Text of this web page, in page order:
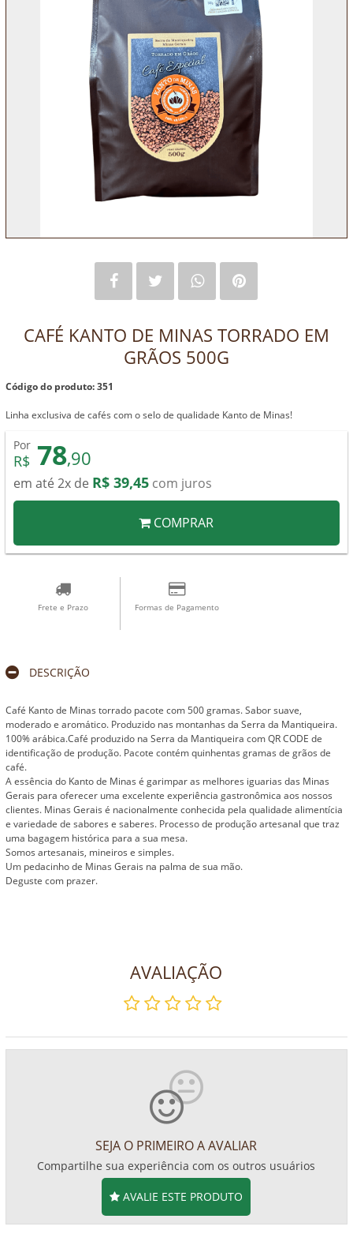
CAFÉ KANTO DE MINAS TORRADO EM
GRÃOS 500G
Código do produto: 351
Linha exclusiva de cafés com o selo de qualidade Kanto de Minas!
Por
R$ 78,90
em até 2x de R$ 39,45 com juros
COMPRAR
Frete e Prazo Formas de Pagamento
DESCRIÇÃO
Café Kanto de Minas torrado pacote com 500 gramas. Sabor suave,
moderado e aromático. Produzido nas montanhas da Serra da Mantiqueira.
100% arábica.Café produzido na Serra da Mantiqueira com QR CODE de
identificação de produção. Pacote contém quinhentas gramas de grãos de
café.
A essência do Kanto de Minas é garimpar as melhores iguarias das Minas
Gerais para oferecer uma excelente experiência gastronômica aos nossos
clientes. Minas Gerais é nacionalmente conhecida pela qualidade alimentícia
e variedade de sabores e saberes. Processo de produção artesanal que traz
uma bagagem histórica para a sua mesa.
Somos artesanais, mineiros e simples.
Um pedacinho de Minas Gerais na palma de sua mão.
Deguste com prazer.
AVALIAÇÃO
SEJA O PRIMEIRO A AVALIAR
Compartilhe sua experiência com os outros usuários
AVALIE ESTE PRODUTO